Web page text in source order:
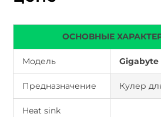
ОСНОВНЫЕ
Модель Gigabyte
Предназначение Кулер
Heat sink